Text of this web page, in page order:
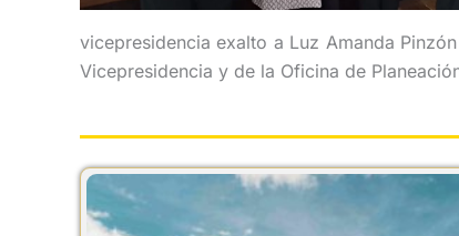
vicepresidencia exalto a Luz Amanda
Vicepresidencia y de la Oficina de